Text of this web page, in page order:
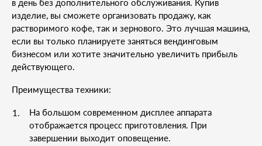
в день без дополнительного обслуживания. Купив
изделие, вы сможете организовать продажу, как
растворимого кофе, так и зернового. Это лучшая машина,
если вы только планируете заняться вендинговым
бизнесом или хотите значительно увеличить прибыль
действующего.
Преимущества техники:
На большом современном дисплее аппарата
отображается процесс приготовления. При
завершении выходит оповещение.